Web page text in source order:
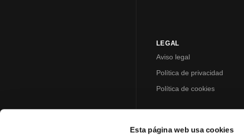
Esta página web usa cookies
LEGAL
Aviso legal
Política de privacidad
Política de cookies